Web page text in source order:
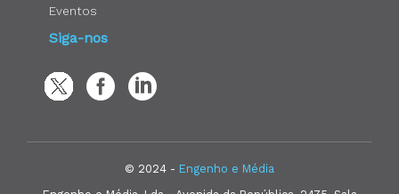
Eventos
Siga-nos
© 2024 - Engenho e Média